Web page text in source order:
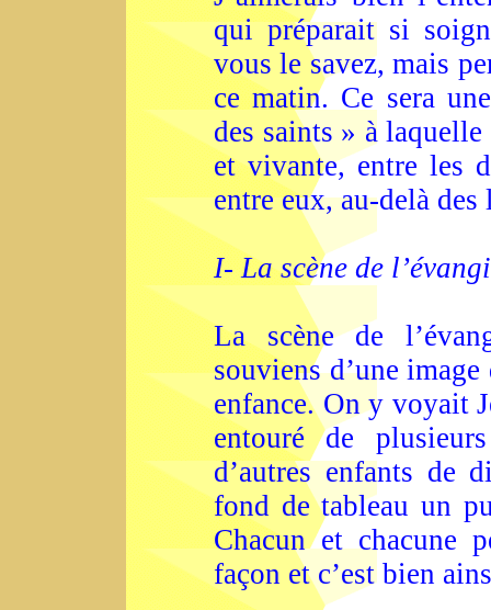
qui préparait si
vous le savez, mais
ce matin. Ce sera
des saints » à
et vivante, entre les
entre eux, au-delà
I- La scène de
La scène de
souviens d’une
enfance. On y voyait
entouré de
d’autres enfants de
fond de tableau un
Chacun et chacune
façon et c’est bien